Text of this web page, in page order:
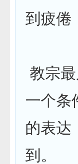
到疲倦
教宗
一个条
的表达
到。